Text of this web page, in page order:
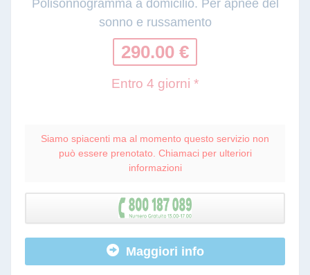
Polisonnogramma a domicilio. Per apnee del
sonno e russamento
290.00 €
Entro 4 giorni *
Siamo spiacenti ma al momento questo servizio non
può essere prenotato. Chiamaci per ulteriori
informazioni
Maggiori info